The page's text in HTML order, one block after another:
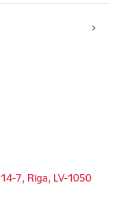
7, Rīga, LV-1050